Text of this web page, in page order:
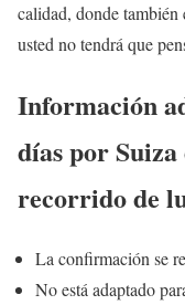
calidad, donde también
usted no tendrá que
Información
días por
recorrido de
La confirmación se
No está adaptado